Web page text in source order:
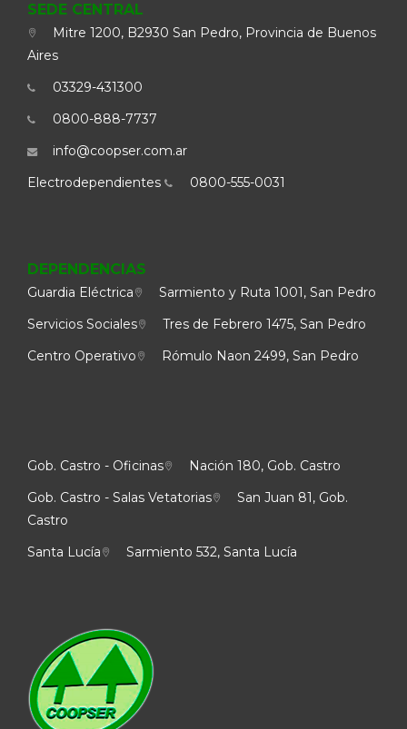
SEDE CENTRAL
Mitre 1200, B2930 San Pedro, Provincia de Buenos
Aires
03329-431300
0800-888-7737
info@coopser.com.ar
Electrodependientes
0800-555-0031
DEPENDENCIAS
Guardia Eléctrica
Sarmiento y Ruta 1001, San Pedro
Servicios Sociales
Tres de Febrero 1475, San Pedro
Centro Operativo
Rómulo Naon 2499, San Pedro
Gob. Castro - Oficinas
Nación 180, Gob. Castro
Gob. Castro - Salas Vetatorias
San Juan 81, Gob.
Castro
Santa Lucía
Sarmiento 532, Santa Lucía